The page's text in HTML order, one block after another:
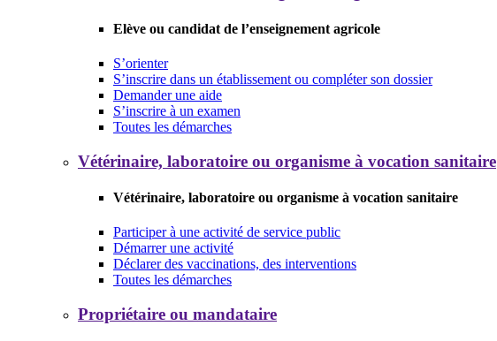
Elève ou candidat de l’enseignement agricole
S’orienter
S’inscrire dans un établissement ou compléter son dossier
Demander une aide
S’inscrire à un examen
Toutes les démarches
Vétérinaire, laboratoire ou organisme à vocation sanitaire
Vétérinaire, laboratoire ou organisme à vocation sanitaire
Participer à une activité de service public
Démarrer une activité
Déclarer des vaccinations, des interventions
Toutes les démarches
Propriétaire ou mandataire